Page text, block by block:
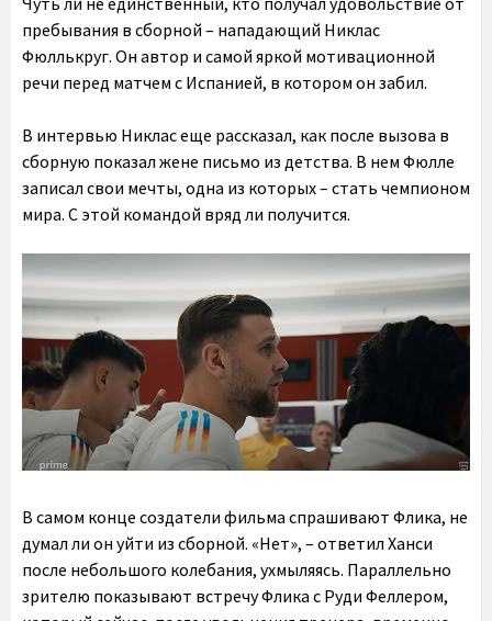
пребывания в сборной – нападающий Никлас
Фюллькруг. Он автор и самой яркой мотивационной
речи перед матчем с Испанией, в котором он забил.
В интервью Никлас еще рассказал, как после вызова в
сборную показал жене письмо из детства. В нем Фюлле
записал свои мечты, одна из которых – стать чемпионом
мира. С этой командой вряд ли получится.
В самом конце создатели фильма спрашивают Флика, не
думал ли он уйти из сборной. «Нет», – ответил Ханси
после небольшого колебания, ухмыляясь. Параллельно
зрителю показывают встречу Флика с Руди Феллером,